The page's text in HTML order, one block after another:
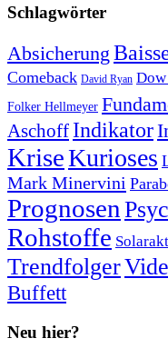
Schlagwörter
Absicherung
Comeback David Ryan
Folker Hellmeyer
Aschoff Indikator
KriseKurioses
Mark Minervini
Prognosen
Rohstoffe
Trendfolger
Buffett
Neu hier?